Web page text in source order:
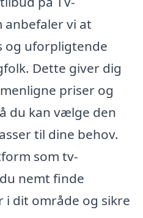
anbefaler vi at
og uforpligtende
Dette giver dig
priser og
du kan vælge den
til dine behov.
som tv-
nemt finde
i dit område og sikre